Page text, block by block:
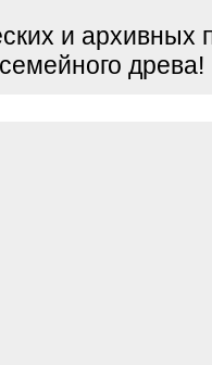
и архивных
древа!